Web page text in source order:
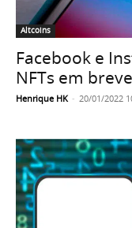
Altcoins
Facebook e
NFTs em breve
Henrique HK - 20/01/2022